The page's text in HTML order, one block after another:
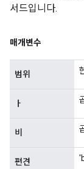
서드입니다.
매개변수
범위
ㅏ
비
편견